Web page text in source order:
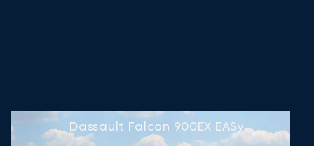
Dassault Falcon 900EX EASy